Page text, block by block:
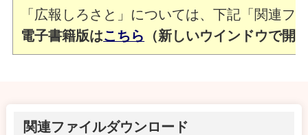
「広報しろさと」については、下記「関連
電子書籍版はこちら （新しいウインドウで開
関連ファイルダウンロード